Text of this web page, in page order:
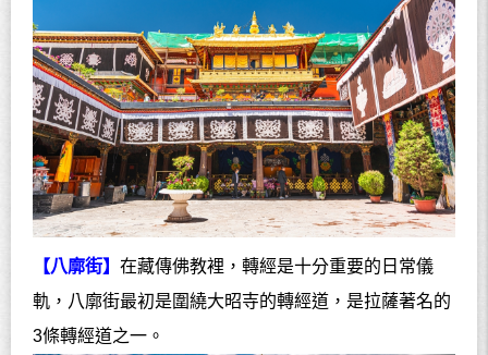
【八廓街】 在藏傳佛教裡，轉經是十分重要的日常儀
軌，八廓街最初是圍繞大昭寺的轉經道，是拉薩著名的
3條轉經道之一。